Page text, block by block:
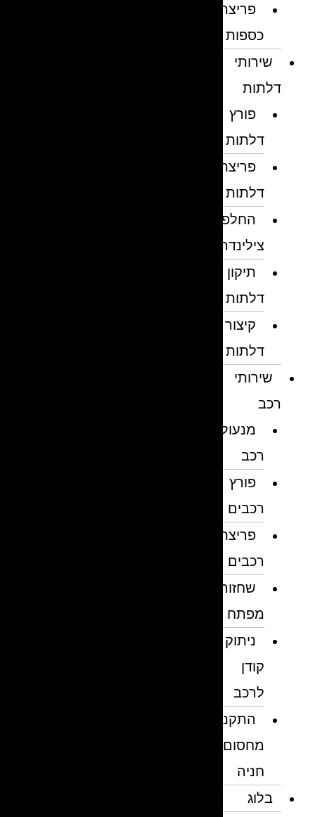
פריצת
כספות
שירותי
דלתות
פורץ
דלתות
פריצת
דלתות
החלפת
צילינדרים
תיקון
דלתות
קיצור
דלתות
שירותי
מנעולן
פורץ
רכבים
פריצת
רכבים
שחזור
מפתח
ניתוק
לרכב
התקנת
מחסום
חניה
בלוג